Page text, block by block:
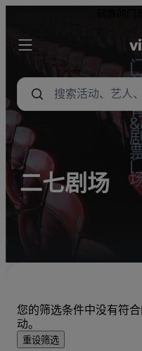
二七剧场
您的筛选条件中没有符
动。
重设筛选